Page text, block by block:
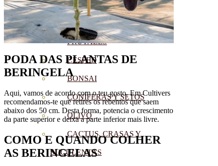
HUERTO
CÍTRICOS
FRUTALES
CÉSPED
BONSAI
CONÍFERAS Y SETOS
OLIVO
CACTUS, CRASAS Y
SUCULENTAS
PODA DAS PLANTAS DE
BERINGELA
Aqui, vamos de acordo com o teu gosto. Em Cultivers
recomendamos-te que retires os rebentos que saem
abaixo dos 50 cm. Desta forma, potencia o crescimento
da parte superior e deixa a parte inferior mais livre.
COMO E QUANDO COLHER
AS BERINGELAS